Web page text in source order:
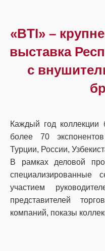
«BTI» –
выставка
c
Каждый год коллекции
более 70
Турции, России,
В рамках деловой
специализированные
участием
представителей
компаний, показы